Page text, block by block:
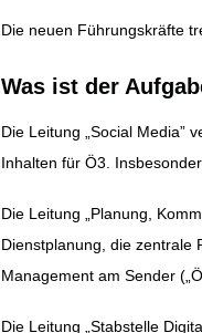
Die neuen Führungskräfte
Was ist der
Die Leitung „Social Media”
Inhalten für Ö3.
Die Leitung „Planung,
Dienstplanung, die zentrale
Management am Sender
Die Leitung „Stabstelle